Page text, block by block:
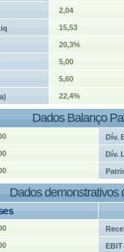
2,04
15,53
20,3%
5,00
5,60
22,4%
Dados Balanço
Dív.
Dív.
Dados demonstrativos
EBIT